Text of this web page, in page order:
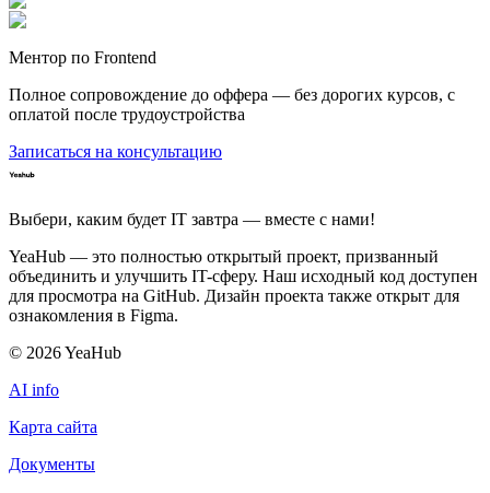
Ментор по Frontend
Полное сопровождение до оффера — без дорогих курсов, с
оплатой после трудоустройства
Записаться на консультацию
Выбери, каким будет IT завтра — вместе c нами!
YeaHub — это полностью открытый проект, призванный
объединить и улучшить IT-сферу. Наш исходный код доступен
для просмотра на GitHub. Дизайн проекта также открыт для
ознакомления в Figma.
© 2026YeaHub
AI info
Карта сайта
Документы